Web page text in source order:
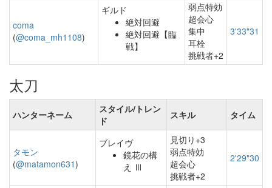
coma
(@coma_mh1108)
ギルド
絶対回避
絶対回避【臨
戦】
弱点特効
超会心
集中
耳栓
挑戦者+2
3'33"31
太刀
ハンターネーム
スタイル/トレン
ド
スキル タイム
タモン
(@matamon631)
ブレイヴ
鏡花の構
え Ⅲ
見切り+3
弱点特効
超会心
挑戦者+2
2'29"30